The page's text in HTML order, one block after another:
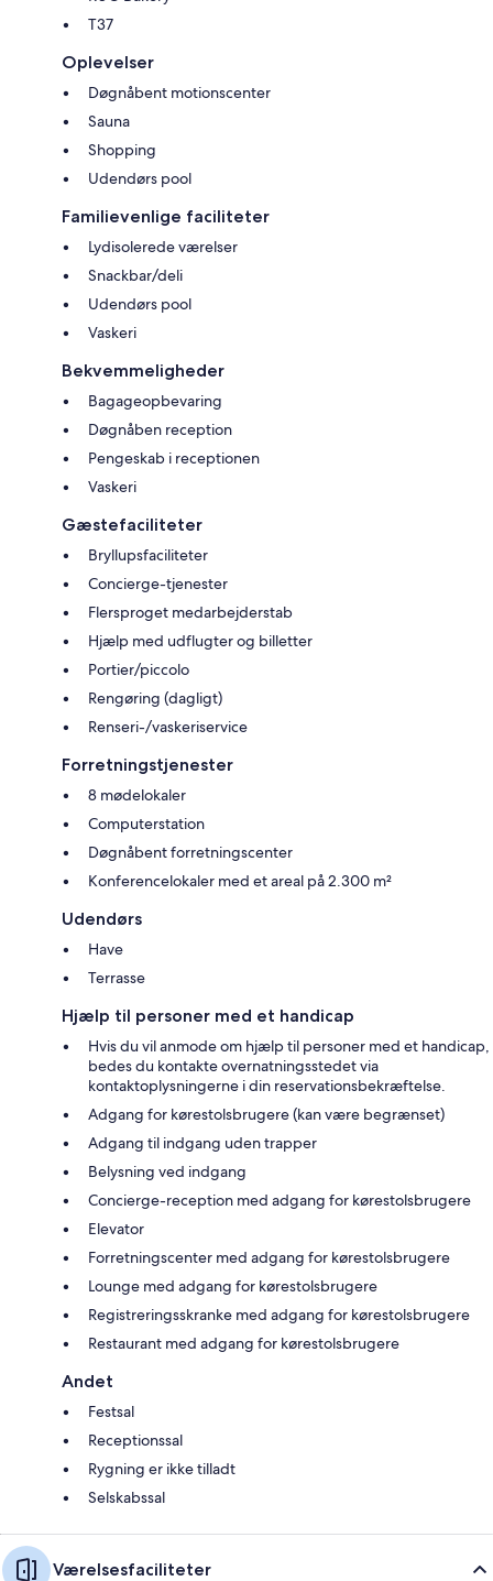
T37
Oplevelser
Døgnåbent motionscenter
Sauna
Shopping
Udendørs pool
Familievenlige faciliteter
Lydisolerede værelser
Snackbar/deli
Udendørs pool
Vaskeri
Bekvemmeligheder
Bagageopbevaring
Døgnåben reception
Pengeskab i receptionen
Vaskeri
Gæstefaciliteter
Bryllupsfaciliteter
Concierge-tjenester
Flersproget medarbejderstab
Hjælp med udflugter og billetter
Portier/piccolo
Rengøring (dagligt)
Renseri-/vaskeriservice
Forretningstjenester
8 mødelokaler
Computerstation
Døgnåbent forretningscenter
Konferencelokaler med et areal på 2.300 m²
Udendørs
Have
Terrasse
Hjælp til personer med et handicap
Hvis du vil anmode om hjælp til personer med et handicap,
bedes du kontakte overnatningsstedet via
kontaktoplysningerne i din reservationsbekræftelse.
Adgang for kørestolsbrugere (kan være begrænset)
Adgang til indgang uden trapper
Belysning ved indgang
Concierge-reception med adgang for kørestolsbrugere
Elevator
Forretningscenter med adgang for kørestolsbrugere
Lounge med adgang for kørestolsbrugere
Registreringsskranke med adgang for kørestolsbrugere
Restaurant med adgang for kørestolsbrugere
Andet
Festsal
Receptionssal
Rygning er ikke tilladt
Selskabssal
Værelsesfaciliteter